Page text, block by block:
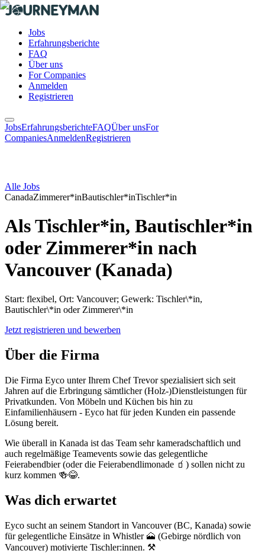
Jobs
Erfahrungsberichte
FAQ
Über uns
For Companies
Anmelden
Registrieren
JobsErfahrungsberichteFAQÜber unsFor
CompaniesAnmeldenRegistrieren
Alle Jobs
CanadaZimmerer*inBautischler*inTischler*in
Als Tischler*in, Bautischler*in
oder Zimmerer*in nach
Vancouver (Kanada)
Start: flexibel, Ort: Vancouver; Gewerk: Tischler\*in,
Bautischler\*in oder Zimmerer\*in
Jetzt registrieren und bewerben
Über die Firma
Die Firma Eyco unter Ihrem Chef Trevor spezialisiert sich seit
Jahren auf die Erbringung sämtlicher (Holz-)Dienstleistungen für
Privatkunden. Von Möbeln und Küchen bis hin zu
Einfamilienhäusern - Eyco hat für jeden Kunden ein passende
Lösung bereit.
Wie überall in Kanada ist das Team sehr kameradschaftlich und
auch regelmäßige Teamevents sowie das gelegentliche
Feierabendbier (oder die Feierabendlimonade 🧃) sollen nicht zu
kurz kommen 🍻😂.
Was dich erwartet
Eyco sucht an seinem Standort in Vancouver (BC, Kanada) sowie
für gelegentliche Einsätze in Whistler 🗻 (Gebirge nördlich von
Vancouver) motivierte Tischler:innen. ⚒️